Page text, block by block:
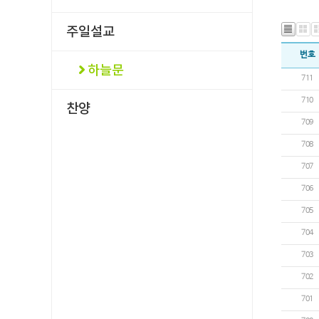
번호
711
710
709
708
707
706
705
704
703
702
701